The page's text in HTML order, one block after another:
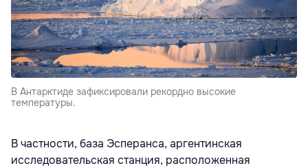
В Антарктиде зафиксировали рекордно высокие
температуры.
В частности, база Эсперанса, аргентинская
исследовательская станция, расположенная